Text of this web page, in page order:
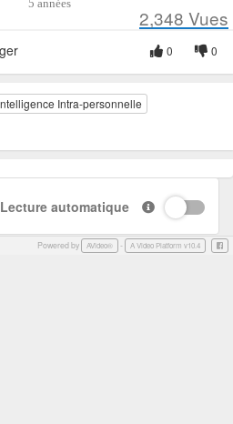
5 années
2,348 Vues
0
0
Intra-personnelle
Lecture automatique
Powered by AVideo® - A Video Platform v10.4